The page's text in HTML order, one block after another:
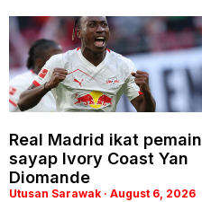
Real Madrid ikat pemain
sayap Ivory Coast Yan
Diomande
Utusan Sarawak August 6, 2026